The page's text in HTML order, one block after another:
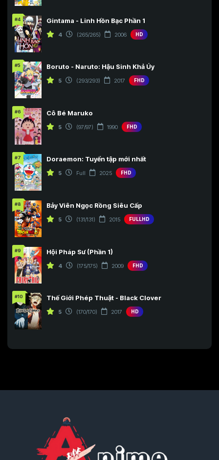
#4 Gintama - Linh Hồn Bạc Phần 1
4 (265/265) 2006 HD
#5 Boruto - Naruto: Hậu Sinh Khả Úy
5 (293/293) 2017 FHD
#6 Cô Bé Maruko
5 (97/97) 1990 FHD
#7 Doraemon: Tuyển tập mới nhất
5 Full 2025 FHD
#8 Bảy Viên Ngọc Rồng Siêu Cấp
5 (131/131) 2015 FULLHD
#9 Hội Pháp Sư (Phần 1)
4 (175/175) 2009 FHD
#10 Thế Giới Phép Thuật - Black Clover
5 (170/170) 2017 HD